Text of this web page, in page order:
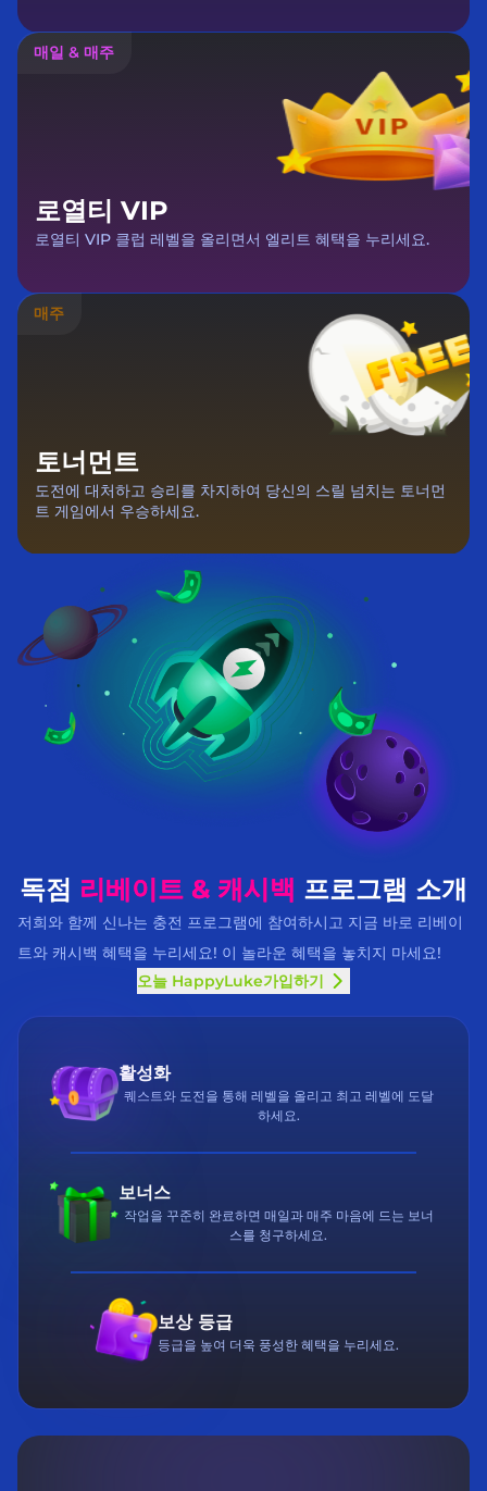
매일 & 매주
로열티 VIP
로열티 VIP 클럽 레벨을 올리면서 엘리트 혜택을 누리세요.
매주
토너먼트
도전에 대처하고 승리를 차지하여 당신의 스릴 넘치는 토너먼
트 게임에서 우승하세요.
독점 리베이트 & 캐시백 프로그램 소개
저희와 함께 신나는 충전 프로그램에 참여하시고 지금 바로 리베이
트와 캐시백 혜택을 누리세요! 이 놀라운 혜택을 놓치지 마세요!
오늘 HappyLuke가입하기
활성화
퀘스트와 도전을 통해 레벨을 올리고 최고 레벨에 도달
하세요.
보너스
작업을 꾸준히 완료하면 매일과 매주 마음에 드는 보너
스를 청구하세요.
보상 등급
등급을 높여 더욱 풍성한 혜택을 누리세요.